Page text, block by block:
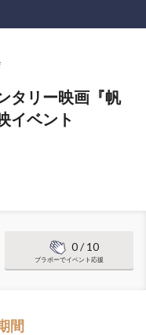
タリー映画『帆
イベント
0/ 10
ブラボーでイベント応援
間